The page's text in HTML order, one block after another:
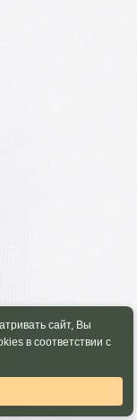
сайт, Вы
в соответствии с